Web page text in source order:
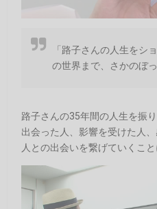
「路子さんの人生をシ
の世界まで、さかのぼ
路子さんの35年間の人生を振
出会った人、影響を受けた人
人との出会いを繋げていくこと